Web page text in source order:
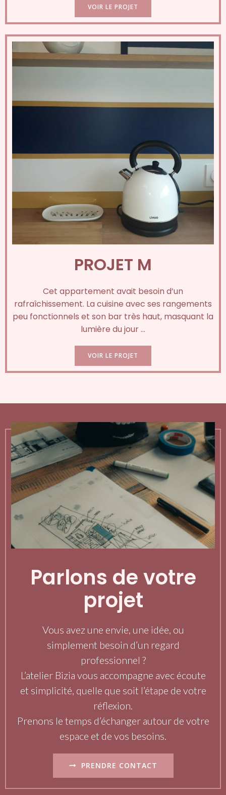
VOIR LE PROJET
PROJET M
Cet appartement avait besoin d’un
rafraîchissement. La cuisine avec ses rangements
peu fonctionnels et son bar très haut, masquant la
lumière du jour …
VOIR LE PROJET
Parlons de votre
projet
Vous avez une envie, une idée, ou
simplement besoin d’un regard
professionnel ?
L’atelier Bizia vous accompagne avec écoute
et simplicité, quelle que soit l’étape de votre
réflexion.
Prenons le temps d’échanger autour de votre
espace et de vos besoins.
PRENDRE CONTACT